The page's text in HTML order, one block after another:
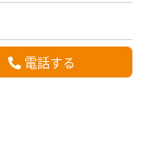
電話する